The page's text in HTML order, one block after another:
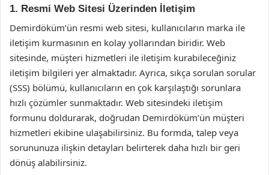
1. Resmi Web Sitesi Üzerinden İletişim
Demirdöküm’ün resmi web sitesi, kullanıcıların marka ile
iletişim kurmasının en kolay yollarından biridir. Web
sitesinde, müşteri hizmetleri ile iletişim kurabileceğiniz
iletişim bilgileri yer almaktadır. Ayrıca, sıkça sorulan sorular
(SSS) bölümü, kullanıcıların en çok karşılaştığı sorunlara
hızlı çözümler sunmaktadır. Web sitesindeki iletişim
formunu doldurarak, doğrudan Demirdöküm’ün müşteri
hizmetleri ekibine ulaşabilirsiniz. Bu formda, talep veya
sorununuza ilişkin detayları belirterek daha hızlı bir geri
dönüş alabilirsiniz.